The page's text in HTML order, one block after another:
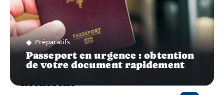
Préparatifs
Passeport en urgence : obtention
de votre document rapidement
Recherche